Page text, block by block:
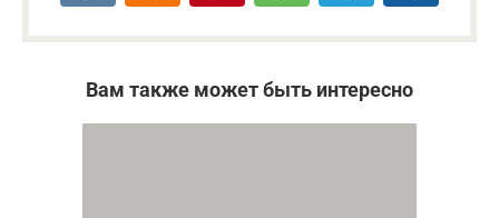
Вам также может быть интересно